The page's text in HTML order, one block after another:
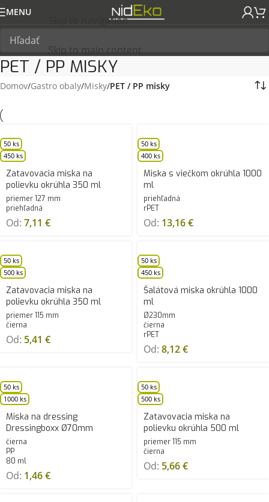
Skip to navigation
Skip to main content
MENU
PET / PP MISKY
Domov/Gastro obaly/Misky/PET / PP misky
50 ks
450 ks
Zatavovacia miska na
polievku okrúhla 350 ml
priemer 127 mm
priehľadná
Od: 7,11 €
50 ks
400 ks
Miska s viečkom okrúhla 1000
ml
priehľadná
rPET
Od: 13,16€
50 ks
500 ks
Zatavovacia miska na
polievku okrúhla 350 ml
priemer 115 mm
čierna
Od: 5,41 €
50 ks
450 ks
Šalátová miska okrúhla 1000
ml
Ø230mm
čierna
rPET
Od: 8,12€
50 ks
1000 ks
Miska na dressing
Dressingboxx Ø70mm
čierna
PP
80 ml
Od: 1,46€
50 ks
500 ks
Zatavovacia miska na
polievku okrúhla 500 ml
priemer 115 mm
čierna
Od: 5,66€